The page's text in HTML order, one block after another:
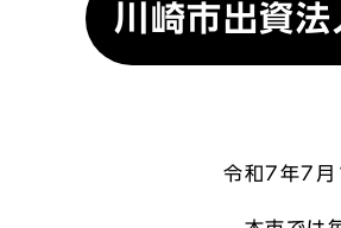
川崎市出資法
令和7年7月